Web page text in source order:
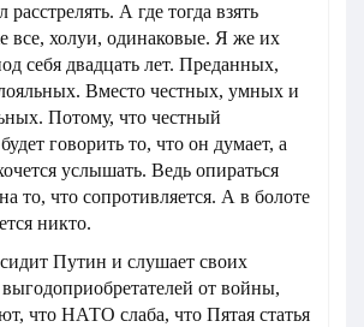
расстрелять. А где тогда взять
все, холуи, одинаковые. Я же их
себя двадцать лет. Преданных,
Вместо честных, умных и
Потому, что честный
говорить то, что он думает, а
услышать. Ведь опираться
то, что сопротивляется. А в болоте
никто.
Путин и слушает своих
от войны,
что НАТО слаба, что Пятая статья